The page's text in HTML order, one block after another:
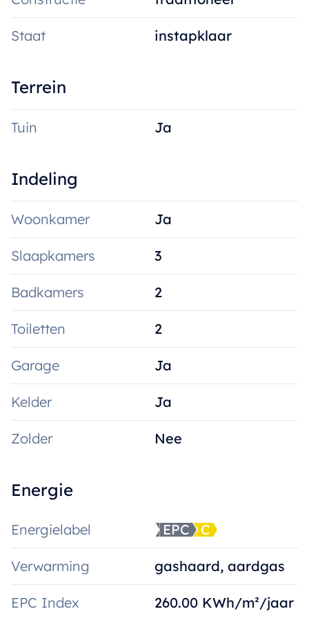
Staat instapklaar
Terrein
Tuin Ja
Indeling
Woonkamer Ja
Slaapkamers 3
Badkamers 2
Toiletten 2
Garage Ja
Kelder Ja
Zolder Nee
Energie
Energielabel EPC C
Verwarming gashaard, aardgas
EPC Index 260.00 KWh/m²/jaar